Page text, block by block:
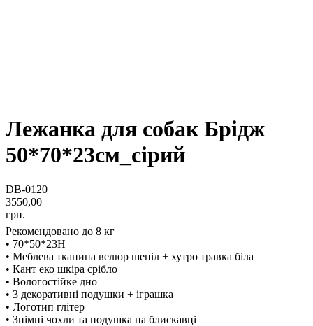
Лежанка для собак Брідж
50*70*23см_сірий
DB-0120
3550,00
грн.
Рекомендовано до 8 кг
• 70*50*23H
• Меблева тканина велюр шеніл + хутро травка біла
• Кант еко шкіра срібло
• Вологостійке дно
• 3 декоративні подушки + іграшка
• Логотип глітер
• Знімні чохли та подушка на блискавці